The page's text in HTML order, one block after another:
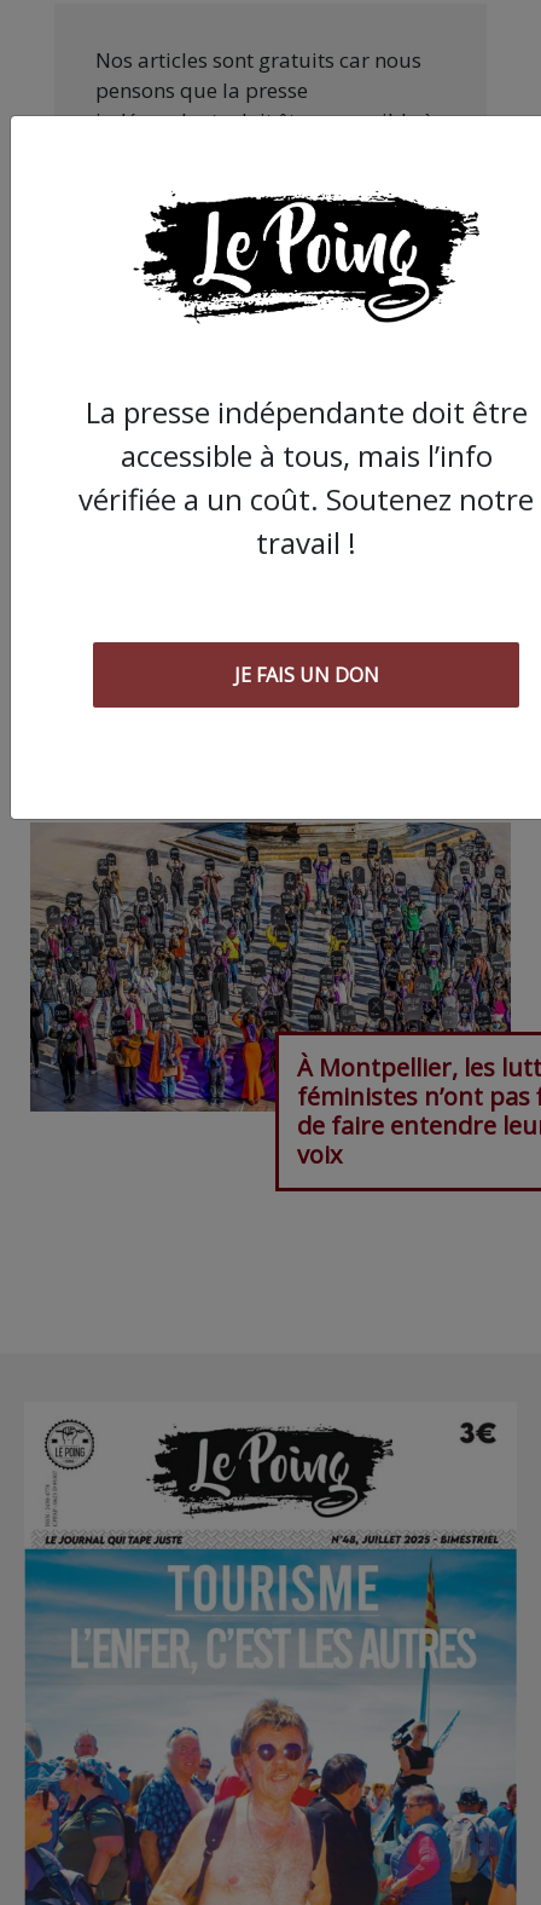
Nos articles sont gratuits car nous
pensons que la presse
indépendante doit être accessible à
qualité nécessite du temps et de
l’argent, surtout quand on refuse
d’être aux ordres de Bolloré et de
ses amis… Pourvu que ça dure ! Ça
tombe bien, ça ne tient qu’à vous :
JE FAIS UN DON
À Montpellier, les
féministes n’ont pas
de faire entendre
voix
La presse indépendante doit être
accessible à tous, mais l’info
vérifiée a un coût. Soutenez notre
travail !
JE FAIS UN DON